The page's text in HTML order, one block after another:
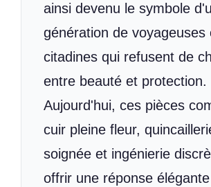
ainsi devenu le symbole
génération de voyageuses
citadines qui refusent de
entre beauté et protection.
Aujourd'hui, ces pièces
cuir pleine fleur,
soignée et ingénierie
offrir une réponse